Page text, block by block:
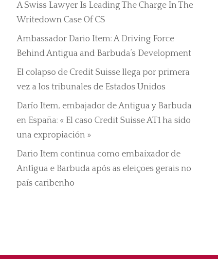
A Swiss Lawyer Is Leading The Charge In The
Writedown Case Of CS
Ambassador Dario Item: A Driving Force
Behind Antigua and Barbuda’s Development
El colapso de Credit Suisse llega por primera
vez a los tribunales de Estados Unidos
Darío Item, embajador de Antigua y Barbuda
en España: « El caso Credit Suisse AT1 ha sido
una expropiación »
Dario Item continua como embaixador de
Antígua e Barbuda após as eleições gerais no
país caribenho